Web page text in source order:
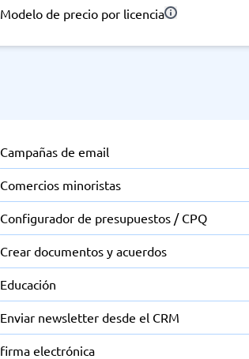
Modelo de precio por licencia
Campañas de email
Comercios minoristas
Configurador de presupuestos / CPQ
Crear documentos y acuerdos
Educación
Enviar newsletter desde el CRM
firma electrónica